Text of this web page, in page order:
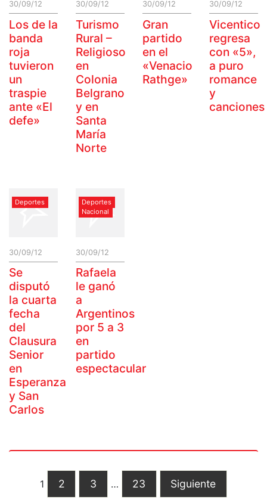
30/09/12
Los de la
banda
roja
tuvieron
un
traspie
ante «El
defe»
30/09/12
Turismo
Rural –
Religioso
en
Colonia
Belgrano
y en
Santa
María
Norte
30/09/12
Gran
partido
en el
«Venacio
Rathge»
30/09/12
Vicentico
regresa
con «5»,
a puro
romance
y
canciones
Deportes
30/09/12
Se
disputó
la cuarta
fecha
del
Clausura
Senior
en
Esperanza
y San
Carlos
Deportes
Nacional
30/09/12
Rafaela
le ganó
a
Argentinos
por 5 a 3
en
partido
espectacular
1 2 3 … 23 Siguiente